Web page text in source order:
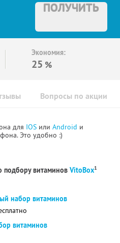
ПОЛУЧИТЬ
Экономия:
25 %
Вопросы по акции
для IOS или Android и
Это удобно :)
подбору витаминов VitoBox1
набор витаминов
витаминов